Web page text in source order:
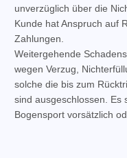
unverzüglich über die
Kunde hat Anspruch auf
Zahlungen.
Weitergehende
wegen Verzug,
solche die bis zum
sind ausgeschlossen. Es
Bogensport vorsätzlich